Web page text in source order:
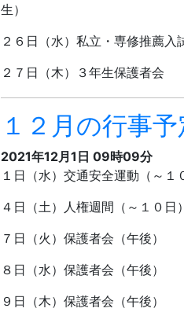
生
２６日（水）私立・専修推薦入
２７日（木）３年生保護者会
１２月の行事予
2021年12月1日 09時09分
１日（水）交通安全運動（～１
４日（土）人権週間（～１０日）
７日（火）保護者会（午後）
８日（水）保護者会（午後）
９日（木）保護者会（午後）